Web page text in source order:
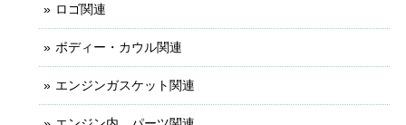
ロゴ関連
ボディー・カウル関連
エンジンガスケット関連